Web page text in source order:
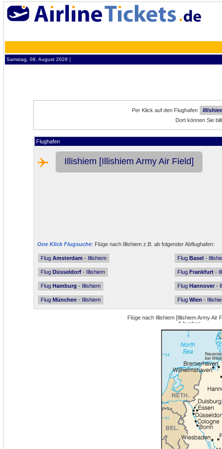
Samstag, 08. August 2026 ¦
Per Klick auf den Flughafen
Dort können Sie
Flughafen
Illishiem [Illishiem Army Air Field]
One Klick Flugsuche: Flüge nach Illishiem z.B. ab folgender Abflughafen:
Flug Amsterdam - Illishiem Flug Basel -
Flug Düsseldorf - Illishiem Flug Frankfurt -
Flug Hamburg - Illishiem Flug Hannover -
Flug München - Illishiem Flug Wien -